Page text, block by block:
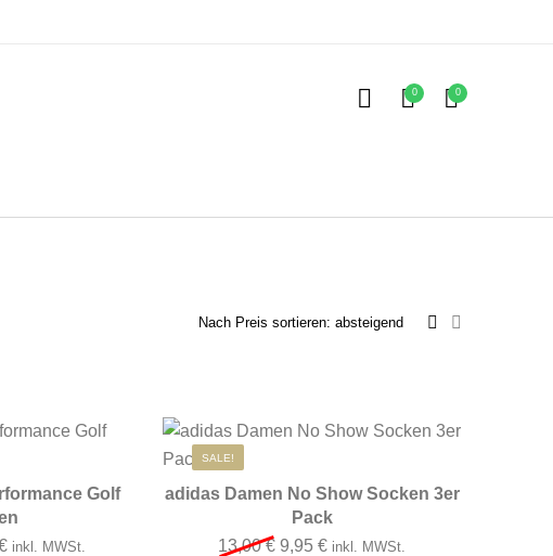
0 0
Golf
Preis war: 15,00 €
Aktueller Preis ist: 12,95 €.
inkl. MWSt.
SALE!
adidas Damen No Show Socken 3er
Pack
13,00€ Ursprünglicher Preis war: 13,00 €
9,95€Aktueller Preis ist: 9,95 €.
inkl. MWSt.